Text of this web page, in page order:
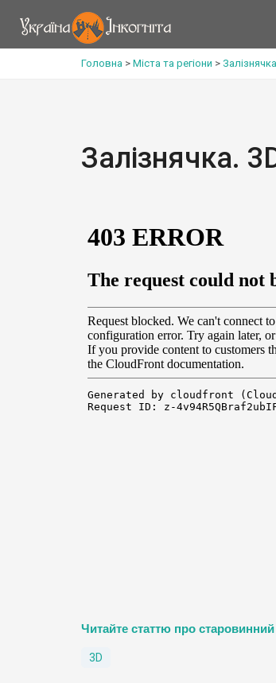
Головна > Міста та регіони >
Залізнячка.
Читайте статтю про
3D